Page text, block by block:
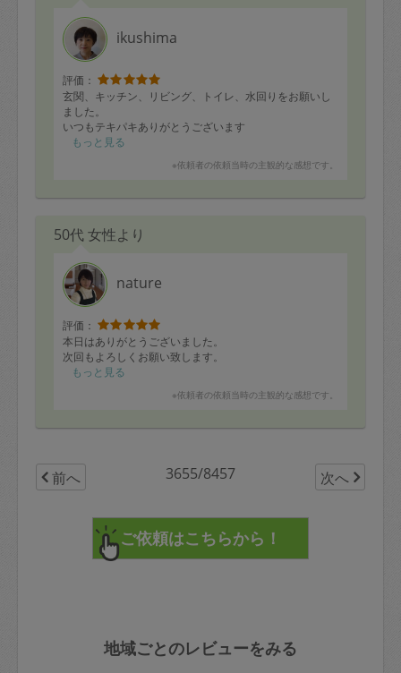
ikushima
評価：
玄関、キッチン、リビング、トイレ、水回りをお願いし
ました。
いつもテキパキありがとうございます
もっと見る
※依頼者の依頼当時の主観的な感想です。
50代 女性より
nature
評価：
本日はありがとうございました。
次回もよろしくお願い致します。
もっと見る
※依頼者の依頼当時の主観的な感想です。
前へ 3655/8457 次へ
地域ごとのレビューをみる